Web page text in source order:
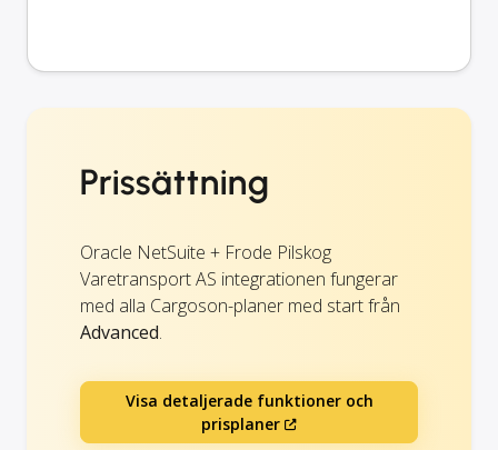
Prissättning
Oracle NetSuite + Frode Pilskog
Varetransport AS integrationen fungerar
med alla Cargoson-planer med start från
Advanced.
Visa detaljerade funktioner och
prisplaner